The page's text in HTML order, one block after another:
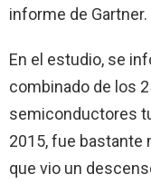
informe de Gartner.
En el estudio, se
combinado de los
semiconductores
2015, fue bastante
que vio un